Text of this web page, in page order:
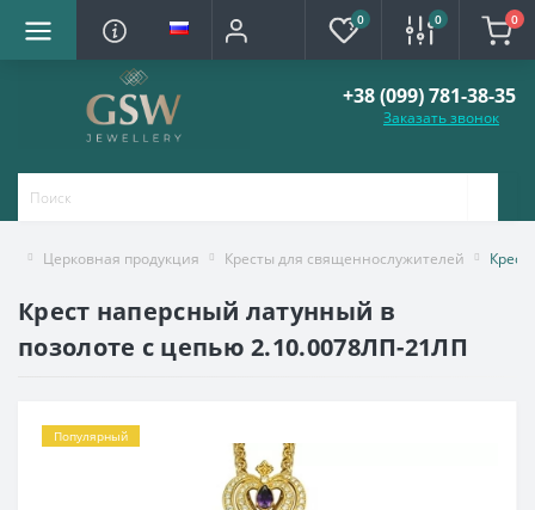
0 0 0
+38 (099) 781-38-35
Заказать звонок
Церковная продукция Кресты для священнослужителей
Крест наперсный латунный в
позолоте с цепью 2.10.0078ЛП-21ЛП
Популярный